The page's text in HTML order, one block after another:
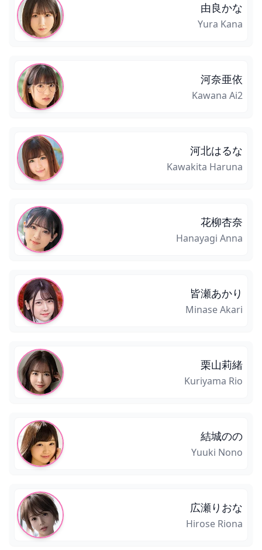
由良かな
Yura Kana
河奈亜依
Kawana Ai2
河北はるな
Kawakita Haruna
花柳杏奈
Hanayagi Anna
皆瀬あかり
Minase Akari
栗山莉緒
Kuriyama Rio
結城のの
Yuuki Nono
広瀬りおな
Hirose Riona